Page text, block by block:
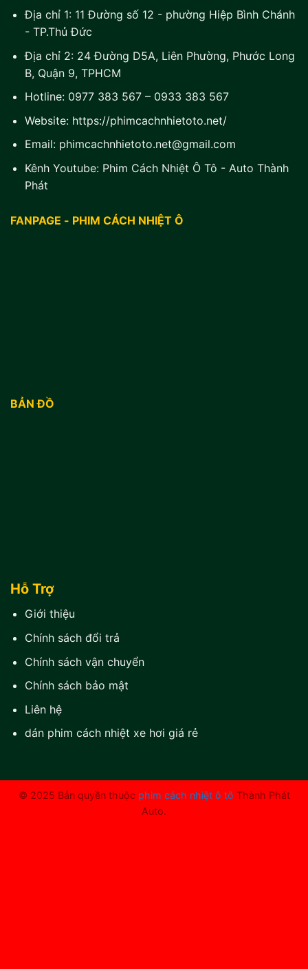
Địa chỉ 1: 11 Đường số 12 - phường Hiệp Bình Chánh
- TP.Thủ Đức
Địa chỉ 2: 24 Đường D5A, Liên Phường, Phước Long
B, Quận 9, TPHCM
Hotline: 0977 383 567– 0933 383 567
Website: https://phimcachnhietoto.net/
Email: phimcachnhietoto.net@gmail.com
Kênh Youtube: Phim Cách Nhiệt Ô Tô - Auto Thành
Phát
FANPAGE - PHIM CÁCH NHIỆT Ô
BẢN ĐỒ
Hỗ Trợ
Giới thiệu
Chính sách đổi trả
Chính sách vận chuyển
Chính sách bảo mật
Liên hệ
dán phim cách nhiệt xe hơi giá rẻ
© 2025 Bản quyền thuộc phim cách nhiệt ô tô Thành Phát
Auto.